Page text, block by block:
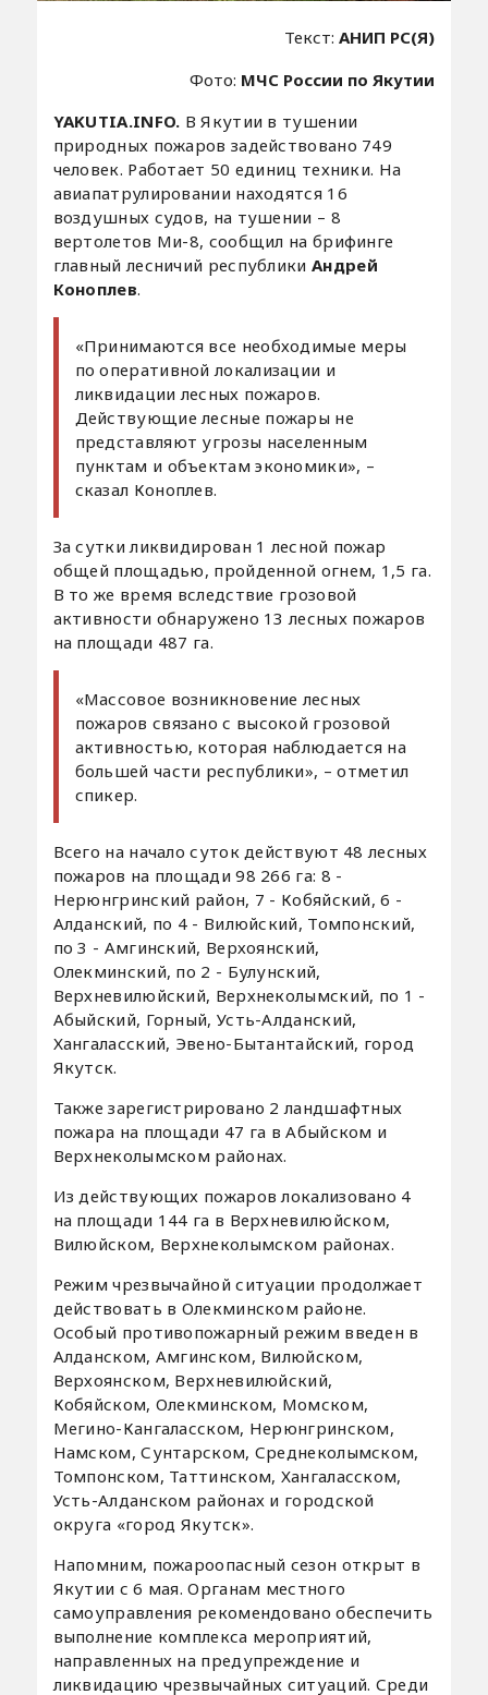
Текст:АНИП РС(Я)
Фото: МЧС России по Якутии
YAKUTIA.INFO. В Якутии в тушении
природных пожаров задействовано 749
человек. Работает 50 единиц техники. На
авиапатрулировании находятся 16
воздушных судов, на тушении – 8
вертолетов Ми-8, сообщил на брифинге
главный лесничий республики Андрей
Коноплев.
«Принимаются все необходимые меры
по оперативной локализации и
ликвидации лесных пожаров.
Действующие лесные пожары не
представляют угрозы населенным
пунктам и объектам экономики», –
сказал Коноплев.
За сутки ликвидирован 1 лесной пожар
общей площадью, пройденной огнем, 1,5 га.
В то же время вследствие грозовой
активности обнаружено 13 лесных пожаров
на площади 487 га.
«Массовое возникновение лесных
пожаров связано с высокой грозовой
активностью, которая наблюдается на
большей части республики», – отметил
спикер.
Всего на начало суток действуют 48 лесных
пожаров на площади 98 266 га: 8 -
Нерюнгринский район, 7 - Кобяйский, 6 -
Алданский, по 4 - Вилюйский, Томпонский,
по 3 - Амгинский, Верхоянский,
Олекминский, по 2 - Булунский,
Верхневилюйский, Верхнеколымский, по 1 -
Абыйский, Горный, Усть-Алданский,
Хангаласский, Эвено-Бытантайский, город
Якутск.
Также зарегистрировано 2 ландшафтных
пожара на площади 47 га в Абыйском и
Верхнеколымском районах.
Из действующих пожаров локализовано 4
на площади 144 га в Верхневилюйском,
Вилюйском, Верхнеколымском районах.
Режим чрезвычайной ситуации продолжает
действовать в Олекминском районе.
Особый противопожарный режим введен в
Алданском, Амгинском, Вилюйском,
Верхоянском, Верхневилюйский,
Кобяйском, Олекминском, Момском,
Мегино-Кангаласском, Нерюнгринском,
Намском, Сунтарском, Среднеколымском,
Томпонском, Таттинском, Хангаласском,
Усть-Алданском районах и городской
округа «город Якутск».
Напомним, пожароопасный сезон открыт в
Якутии с 6 мая. Органам местного
самоуправления рекомендовано обеспечить
выполнение комплекса мероприятий,
направленных на предупреждение и
ликвидацию чрезвычайных ситуаций. Среди